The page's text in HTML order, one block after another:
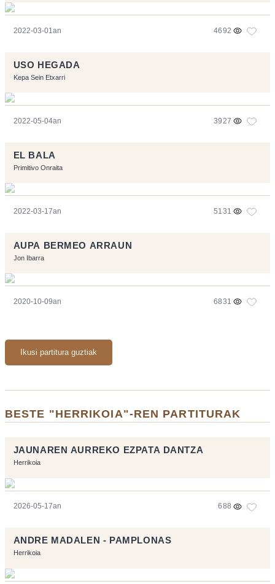
2022-03-01an 4692
USO HEGADA
Kepa Sein Etxarri
2022-05-04an 3927
EL BALA
Primitivo Onraita
2022-03-17an 5131
AUPA BERMEO ARRAUN
Jon Ibarra
2020-10-09an 6831
Ikusi partitura guztiak
BESTE "HERRIKOIA"-REN PARTITURAK
JAUNAREN AURREKO EZPATA DANTZA
Herrikoia
2026-05-17an 688
ANDRE MADALEN - PAMPLONAS
Herrikoia